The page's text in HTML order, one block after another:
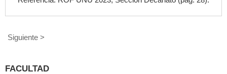
Siguiente >
FACULTAD